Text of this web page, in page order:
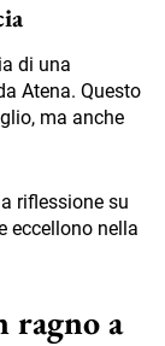
di una
Atena. Questo
ma anche
riflessione su
eccellono nella
ragno a